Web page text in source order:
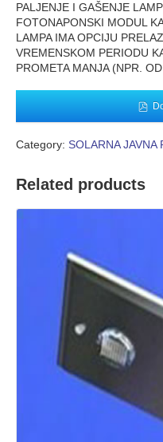
PALJENJE I GAŠENJE
FOTONAPONSKI MODUL
LAMPA IMA OPCIJU
VREMENSKOM PERIODU
PROMETA MANJA (NPR.
Category: SOLARNA JAVNA
Related products